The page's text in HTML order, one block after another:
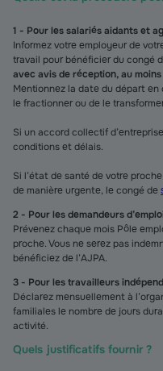
1 - Pour les salariés aidants et
Informez votre employeur de
travail pour bénéficier du congé
avec avis de réception, au moins
Mentionnez la date du départ
le fractionner ou de le
Si un accord collectif
conditions et délais.
Si l’état de santé de votre
de manière urgente, le congé de
2 - Pour les demandeurs
Prévenez chaque mois Pôle
proche. Vous ne serez pas
bénéficiez de l’AJPA.
3 - Pour les travailleurs
Déclarez mensuellement à
familiales le nombre de jours
activité.
Quels justificatifs fournir ?